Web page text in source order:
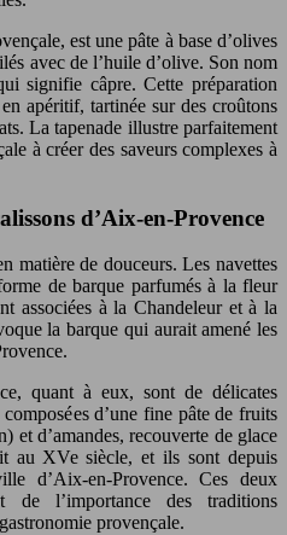
est une pâte à base d’olives
avec de l’huile d’olive. Son nom
signifie câpre. Cette préparation
apéritif, tartinée sur des croûtons
La tapenade illustre parfaitement
à créer des saveurs complexes à
d’Aix-en-Provence
matière de douceurs. Les navettes
de barque parfumés à la fleur
associées à la Chandeleur et à la
la barque qui aurait amené les
quant à eux, sont de délicates
d’une fine pâte de fruits
et d’amandes, recouverte de glace
au XVe siècle, et ils sont depuis
d’Aix-en-Provence. Ces deux
de l’importance des traditions
provençale.